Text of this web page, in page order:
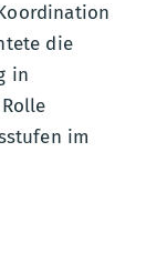
die
in
im